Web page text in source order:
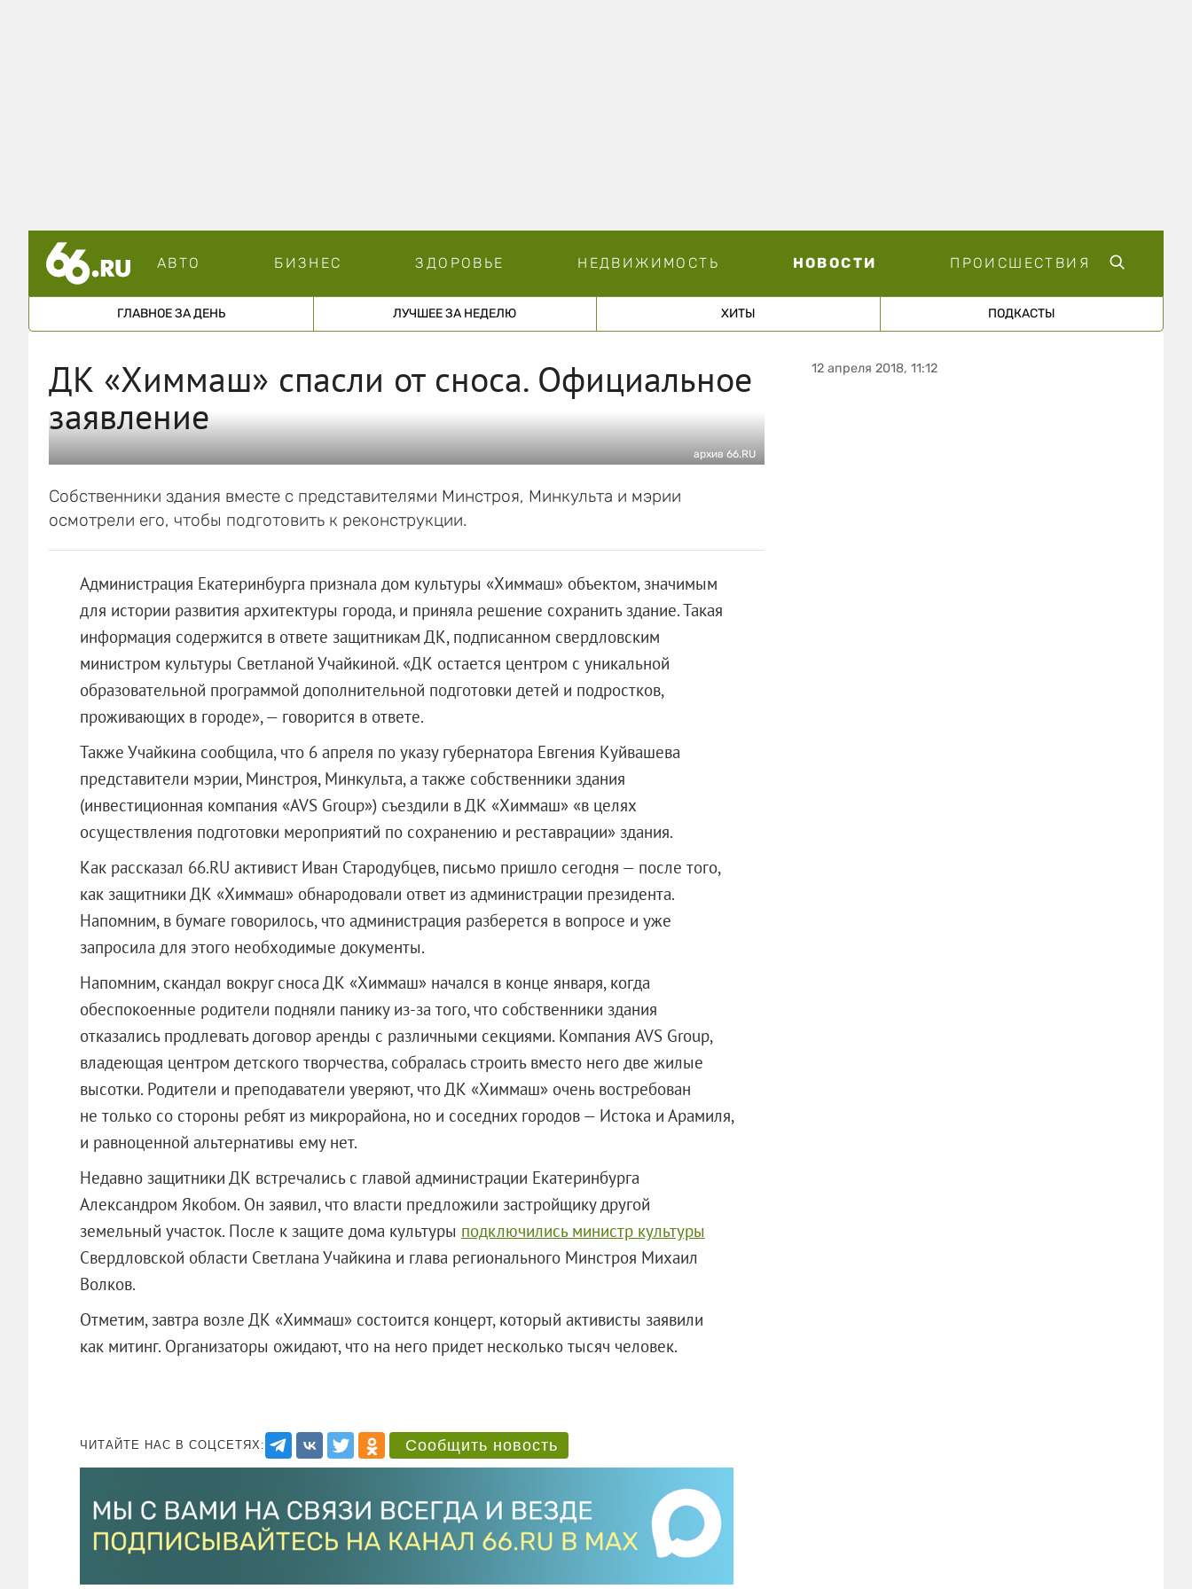
АВТО БИЗНЕС ЗДОРОВЬЕ НЕДВИЖИМОСТЬ НОВОСТИ ПРОИСШЕСТВИЯ
ГЛАВНОЕ ЗА ДЕНЬ ЛУЧШЕЕ ЗА НЕДЕЛЮ ХИТЫ ПОДКАСТЫ
ДК «Химмаш» спасли от сноса. Официальное
заявление
архив 66.RU
Собственники здания вместе с представителями Минстроя, Минкульта и мэрии
осмотрели его, чтобы подготовить к реконструкции.
Администрация Екатеринбурга признала дом культуры «Химмаш» объектом, значимым
для истории развития архитектуры города, и приняла решение сохранить здание. Такая
информация содержится в ответе защитникам ДК, подписанном свердловским
министром культуры Светланой Учайкиной. «ДК остается центром с уникальной
образовательной программой дополнительной подготовки детей и подростков,
проживающих в городе», — говорится в ответе.
Также Учайкина сообщила, что 6 апреля по указу губернатора Евгения Куйвашева
представители мэрии, Минстроя, Минкульта, а также собственники здания
(инвестиционная компания «AVS Group») съездили в ДК «Химмаш» «в целях
осуществления подготовки мероприятий по сохранению и реставрации» здания.
Как рассказал 66.RU активист Иван Стародубцев, письмо пришло сегодня — после того,
как защитники ДК «Химмаш» обнародовали ответ из администрации президента.
Напомним, в бумаге говорилось, что администрация разберется в вопросе и уже
запросила для этого необходимые документы.
Напомним, скандал вокруг сноса ДК «Химмаш» начался в конце января, когда
обеспокоенные родители подняли панику из-за того, что собственники здания
отказались продлевать договор аренды с различными секциями. Компания AVS Group,
владеющая центром детского творчества, собралась строить вместо него две жилые
высотки. Родители и преподаватели уверяют, что ДК «Химмаш» очень востребован
не только со стороны ребят из микрорайона, но и соседних городов — Истока и Арамиля,
и равноценной альтернативы ему нет.
Недавно защитники ДК встречались с главой администрации Екатеринбурга
Александром Якобом. Он заявил, что власти предложили застройщику другой
земельный участок. После к защите дома культуры подключились министр культуры
Свердловской области Светлана Учайкина и глава регионального Минстроя Михаил
Волков.
Отметим, завтра возле ДК «Химмаш» состоится концерт, который активисты заявили
как митинг. Организаторы ожидают, что на него придет несколько тысяч человек.
ЧИТАЙТЕ НАС В СОЦСЕТЯХ: Сообщить новость
12 апреля 2018, 11:12